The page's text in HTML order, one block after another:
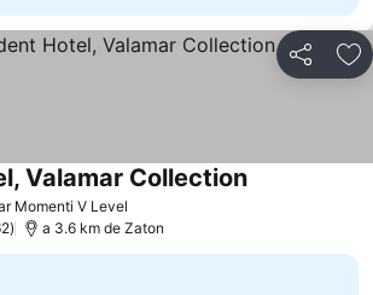
Partilhar
Momenti V Level
Valamar CollectionVer preços
a 3.6 km de Zaton